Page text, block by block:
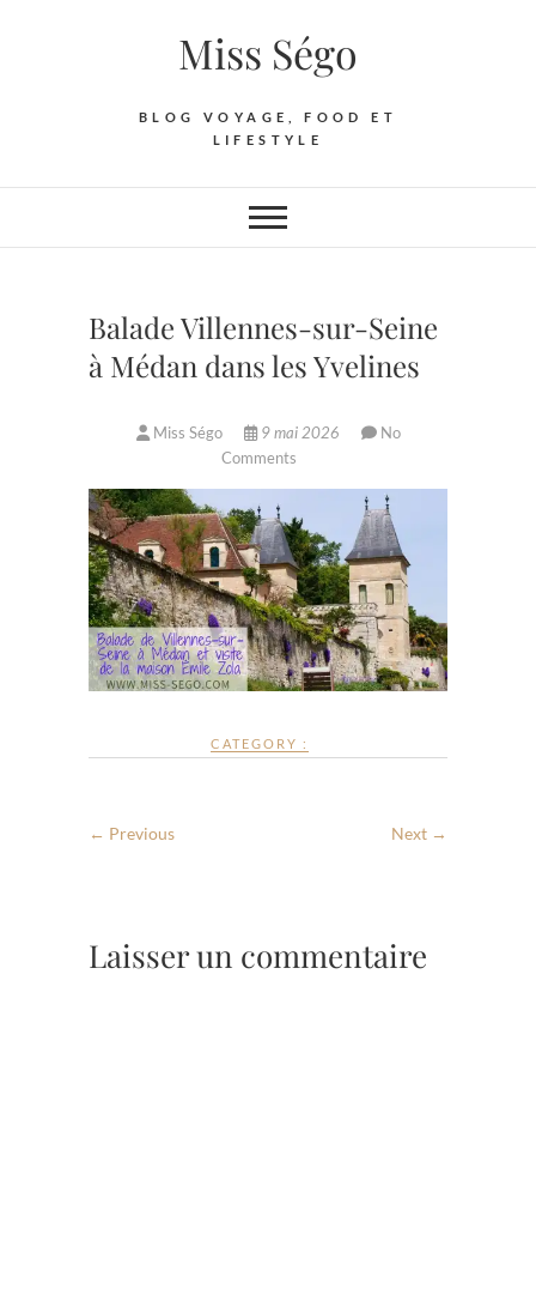
Miss Ségo
BLOG VOYAGE, FOOD ET
LIFESTYLE
Balade Villennes-sur-Seine
à Médan dans les Yvelines
Miss Ségo 9 mai 2026
No
Comments
CATEGORY :
← Previous Next →
Laisser un commentaire